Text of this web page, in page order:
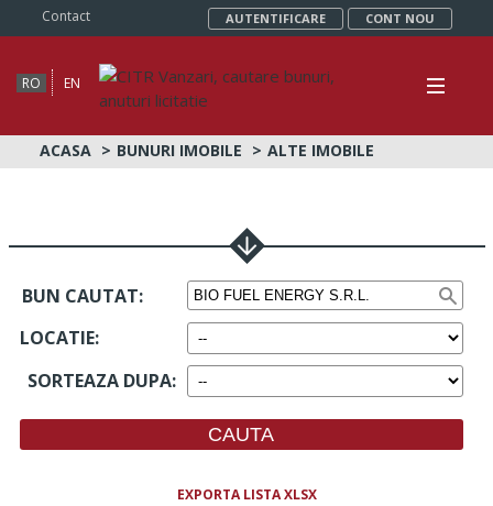
Contact AUTENTIFICARE CONT NOU
RO EN
ACASA BUNURI IMOBILE ALTE IMOBILE
BUN CAUTAT:
LOCATIE:
SORTEAZA DUPA:
EXPORTA LISTA XLSX